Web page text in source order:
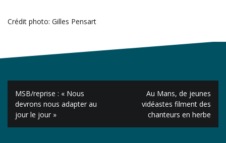
Crédit photo: Gilles Pensart
Navigation
de
l’article
MSB/reprise : « Nous
devrons nous adapter au
jour le jour »
Au Mans, de jeunes
vidéastes filment des
chanteurs en herbe